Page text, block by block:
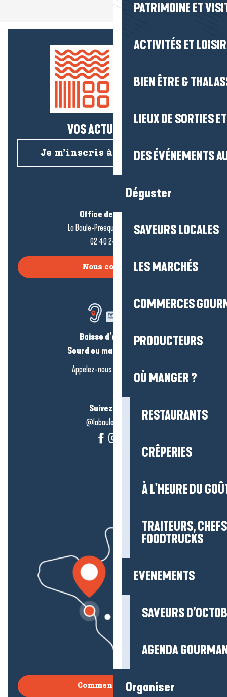
PATRIMOINE ET
ACTIVITÉS ET
BIEN ÊTRE &
LIEUX DE SORTIES
DES ÉVÉNEMENTS
Déguster
SAVEURS LOCALES
LES MARCHÉS
COMMERCES
PRODUCTEURS
OÙ MANGER ?
RESTAURANTS
CRÊPERIES
À L'HEURE DU
TRAITEURS,
FOODTRUCKS
EVENEMENTS
SAVEURS
AGENDA
Organiser
VOS ACTUS SALÉES !
Je m’inscris à la newsletter
Office de tourisme
La Baule-Presqu’île de Guérande
02 40 24 34 44
Nous contacter
Baisse d’audition ?
Sourd ou malentendant ?
Appelez-nous en
cliquant-ici
Suivez-nous !
@labauleguérande
Comment venir ?